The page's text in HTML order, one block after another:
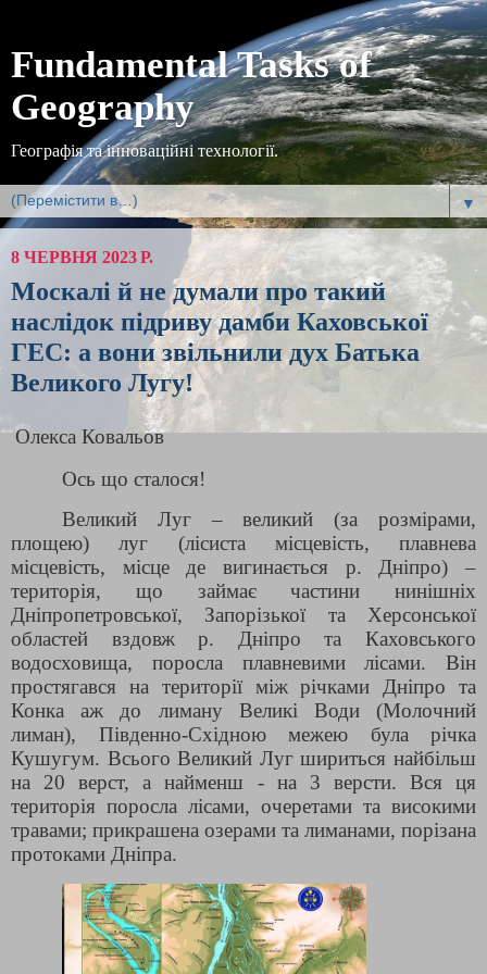
Fundamental Tasks of
Geography
Географія та інноваційні технології.
▼
8 ЧЕРВНЯ 2023 Р.
Москалі й не думали про такий
наслідок підриву дамби Каховської
ГЕС: а вони звільнили дух Батька
Великого Лугу!
Олекса Ковальов
Ось що сталося!
Великий Луг – великий (за розмірами,
площею) луг (лісиста місцевість, плавнева
місцевість, місце де вигинається р. Дніпро) –
територія, що займає частини нинішніх
Дніпропетровської, Запорізької та Херсонської
областей вздовж р. Дніпро та Каховського
водосховища, поросла плавневими лісами. Він
простягався на території між річками Дніпро та
Конка аж до лиману Великі Води (Молочний
лиман), Південно-Східною межею була річка
Кушугум. Всього Великий Луг шириться найбільш
на 20 верст, а найменш - на 3 версти. Вся ця
територія поросла лісами, очеретами та високими
травами; прикрашена озерами та лиманами, порізана
протоками Дніпра.